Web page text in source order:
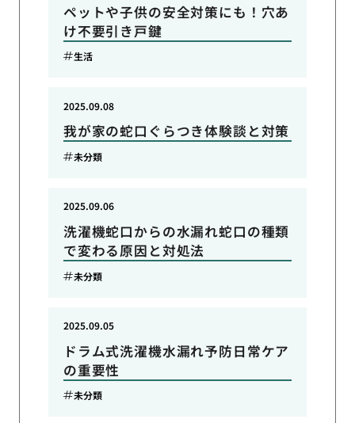
ペットや子供の安全対策にも！穴あ
け不要引き戸鍵
生活
我が家の蛇口ぐらつき体験談と対策
2025.09.08
未分類
洗濯機蛇口からの水漏れ蛇口の種類
で変わる原因と対処法
2025.09.06
未分類
ドラム式洗濯機水漏れ予防日常ケア
の重要性
2025.09.05
未分類